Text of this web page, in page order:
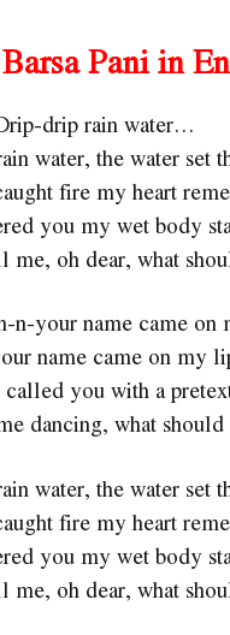
Pani in
drip rain water…
water, the water set
fire my heart
you my wet body
me, oh dear, what
n-your name came on
name came on my
you with a
dancing, what
water, the water set
fire my heart
you my wet body
me, oh dear, what